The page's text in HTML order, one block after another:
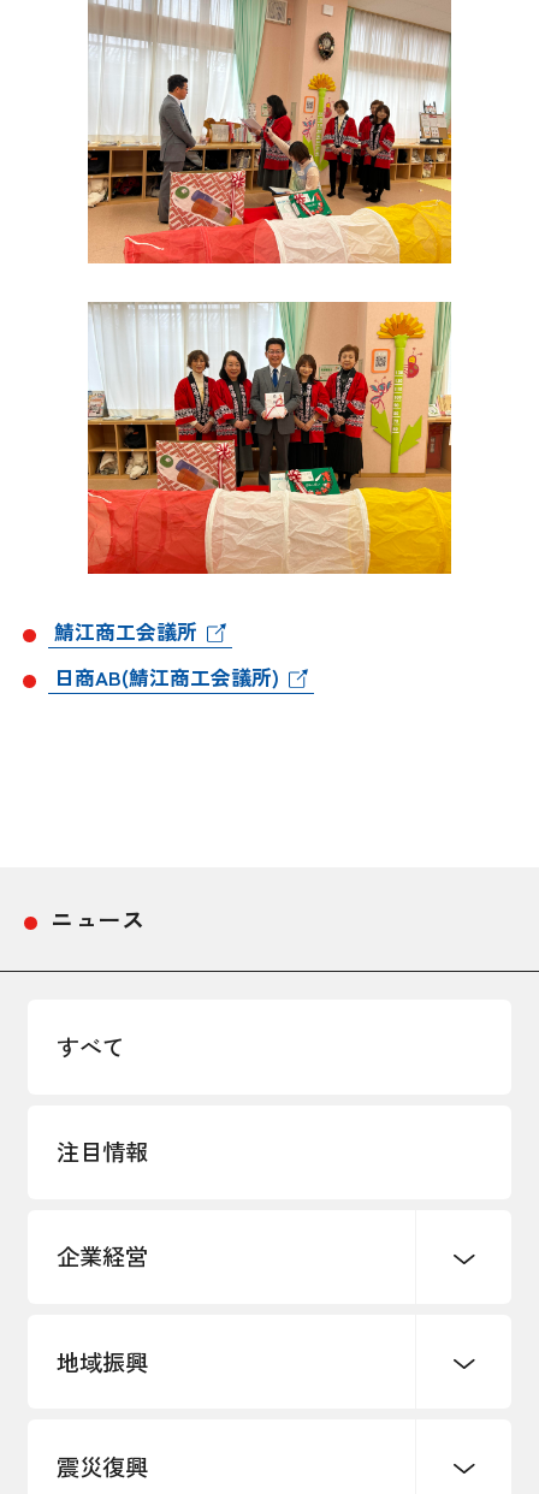
所信
鯖江商工会議所
日商AB(鯖江商工会議所)
ニュース
すべて
注目情報
企業経営
創業
事業承継・引継ぎ支援
地域振興
まちづくり
震災復興